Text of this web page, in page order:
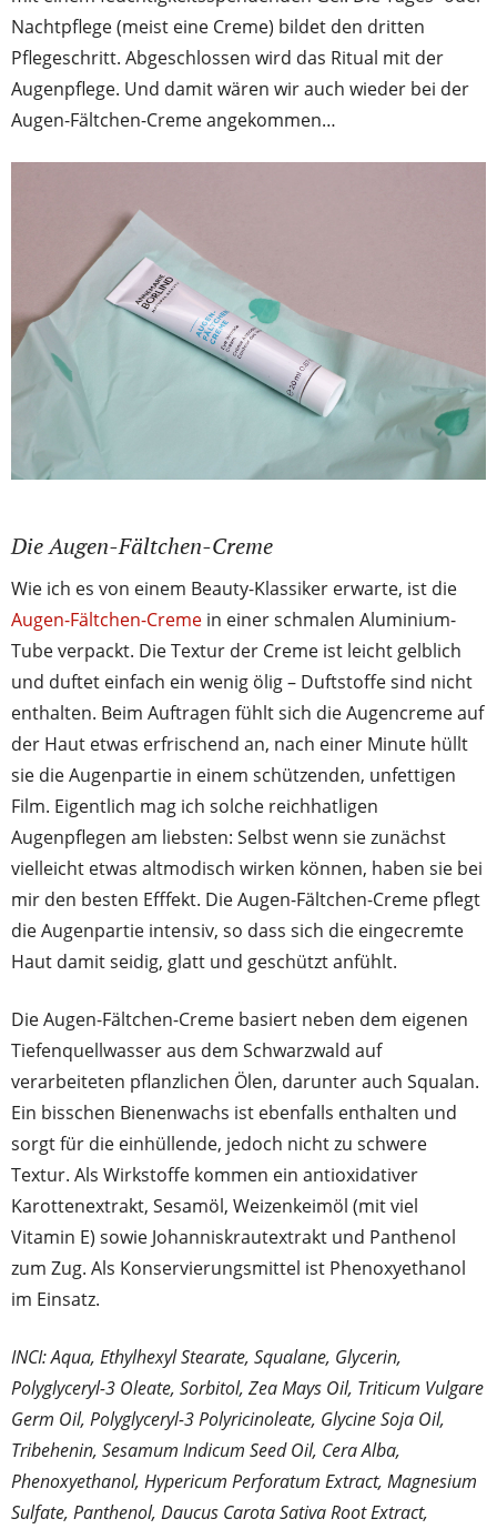
Nachtpflege (meist eine Creme) bildet den dritten
Pflegeschritt. Abgeschlossen wird das Ritual mit der
Augenpflege. Und damit wären wir auch wieder bei der
Augen-Fältchen-Creme angekommen…
Die Augen-Fältchen-Creme
Wie ich es von einem Beauty-Klassiker erwarte, ist die
Augen-Fältchen-Creme in einer schmalen Aluminium-
Tube verpackt. Die Textur der Creme ist leicht gelblich
und duftet einfach ein wenig ölig – Duftstoffe sind nicht
enthalten. Beim Auftragen fühlt sich die Augencreme auf
der Haut etwas erfrischend an, nach einer Minute hüllt
sie die Augenpartie in einem schützenden, unfettigen
Film. Eigentlich mag ich solche reichhatligen
Augenpflegen am liebsten: Selbst wenn sie zunächst
vielleicht etwas altmodisch wirken können, haben sie bei
mir den besten Efffekt. Die Augen-Fältchen-Creme pflegt
die Augenpartie intensiv, so dass sich die eingecremte
Haut damit seidig, glatt und geschützt anfühlt.
Die Augen-Fältchen-Creme basiert neben dem eigenen
Tiefenquellwasser aus dem Schwarzwald auf
verarbeiteten pflanzlichen Ölen, darunter auch Squalan.
Ein bisschen Bienenwachs ist ebenfalls enthalten und
sorgt für die einhüllende, jedoch nicht zu schwere
Textur. Als Wirkstoffe kommen ein antioxidativer
Karottenextrakt, Sesamöl, Weizenkeimöl (mit viel
Vitamin E) sowie Johanniskrautextrakt und Panthenol
zum Zug. Als Konservierungsmittel ist Phenoxyethanol
im Einsatz.
INCI: Aqua, Ethylhexyl Stearate, Squalane, Glycerin,
Polyglyceryl-3 Oleate, Sorbitol, Zea Mays Oil, Triticum Vulgare
Germ Oil, Polyglyceryl-3 Polyricinoleate, Glycine Soja Oil,
Tribehenin, Sesamum Indicum Seed Oil, Cera Alba,
Phenoxyethanol, Hypericum Perforatum Extract, Magnesium
Sulfate, Panthenol, Daucus Carota Sativa Root Extract,